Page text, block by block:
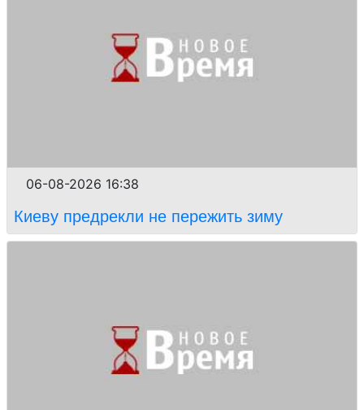
06-08-2026 16:38
Киеву предрекли не пережить зиму